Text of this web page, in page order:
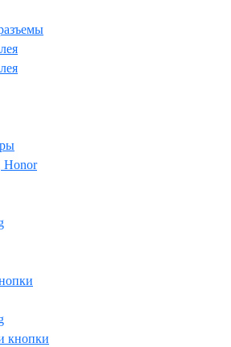
Honor
кнопки